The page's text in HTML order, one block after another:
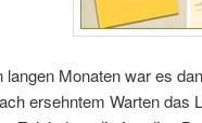
langen Monaten war es
ersehntem Warten das